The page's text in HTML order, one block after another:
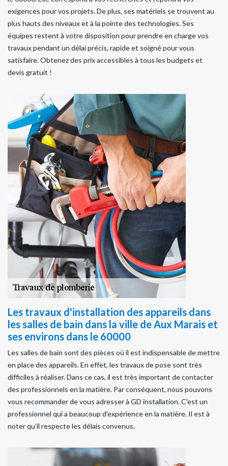
exigences pour vos projets. De plus, ses matériels se trouvent au
plus hauts des niveaux et à la pointe des technologies. Ses
équipes restent à votre disposition pour prendre en charge vos
travaux pendant un délai précis, rapide et soigné pour vous
satisfaire. Obtenez des prix accessibles à tous les budgets et
devis gratuit !
Les travaux d'installation des appareils dans
les salles de bain dans la ville de Aux Marais et
ses environs dans le 60000
Les salles de bain sont des pièces où il est indispensable de mettre
en place des appareils. En effet, les travaux de pose sont très
difficiles à réaliser. Dans ce cas, il est très important de contacter
des professionnels en la matière. Par conséquent, nous pouvons
vous recommander de vous adresser à GD installation. C'est un
professionnel qui a beaucoup d'expérience en la matière. Il est à
noter qu'il respecte les délais convenus.